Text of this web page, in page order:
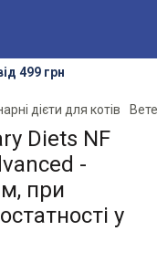
499 грн
дієти для котів
Diets NF
-
при
у